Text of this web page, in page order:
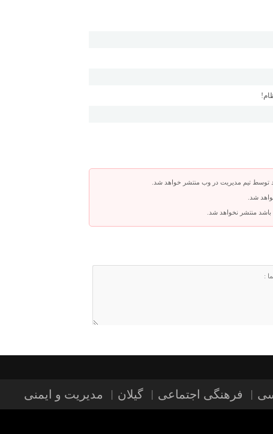
توسط تیم مدیریت در وب منتشر خواهد شد.
شد.
باشد منتشر نخواهد شد.
فرهنگی اجتماعی گیلان مدیریت و ایمنی